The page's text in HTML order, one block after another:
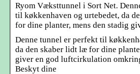
Ryom Væksttunnel i Sort Net.
til køkkenhaven og urtebedet, da
for dine planter, mens den stadig
Denne tunnel er perfekt til
da den skaber lidt læ for dine
giver en god luftcirkulation
Beskyt dine